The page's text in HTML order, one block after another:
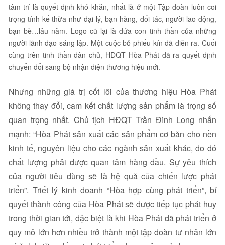
tâm trí là quyết định khó khăn, nhất là ở một Tập đoàn luôn coi
trọng tính kế thừa như đại lý, bạn hàng, đối tác, người lao động,
bạn bè…lâu năm. Logo cũ lại là đứa con tinh thần của những
người lãnh đạo sáng lập. Một cuộc bỏ phiếu kín đã diễn ra. Cuối
cùng trên tinh thần dân chủ, HĐQT Hòa Phát đã ra quyết định
chuyển đổi sang bộ nhận diện thương hiệu mới.
Nhưng những giá trị cốt lõi của thương hiệu Hòa Phát
không thay đổi, cam kết chất lượng sản phẩm là trọng số
quan trọng nhất. Chủ tịch HĐQT Trần Đình Long nhấn
mạnh: “Hòa Phát sản xuất các sản phẩm cơ bản cho nền
kinh tế, nguyên liệu cho các ngành sản xuất khác, do đó
chất lượng phải được quan tâm hàng đầu. Sự yêu thích
của người tiêu dùng sẽ là hệ quả của chiến lược phát
triển”. Triết lý kinh doanh “Hòa hợp cùng phát triển”, bí
quyết thành công của Hòa Phát sẽ được tiếp tục phát huy
trong thời gian tới, đặc biệt là khi Hòa Phát đã phát triển ở
quy mô lớn hơn nhiều trở thành một tập đoàn tư nhân lớn